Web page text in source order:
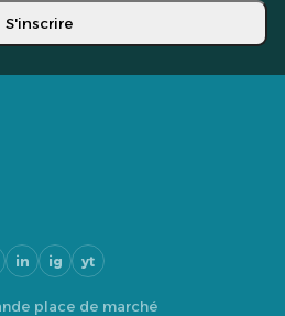
S'inscrire
in ig yt
place de marché